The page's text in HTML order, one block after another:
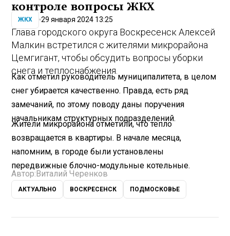
контроле вопросы ЖКХ
ЖКХ 29 января 2024 13:25
Глава городского округа Воскресенск Алексей
Малкин встретился с жителями микрорайона
Цемгигант, чтобы обсудить вопросы уборки
снега и теплоснабжения.
Как отметил руководитель муниципалитета, в целом
снег убирается качественно. Правда, есть ряд
замечаний, по этому поводу даны поручения
начальникам структурных подразделений.
Жители микрорайона отметили, что тепло
возвращается в квартиры. В начале месяца,
напомним, в городе были установлены
передвижные блочно-модульные котельные.
Автор: Виталий Черенков
АКТУАЛЬНО ВОСКРЕСЕНСК ПОДМОСКОВЬЕ